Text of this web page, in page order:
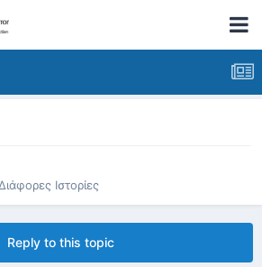
Ιστορίες
Reply to this topic